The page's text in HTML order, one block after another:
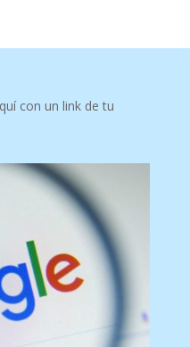
con un link de tu